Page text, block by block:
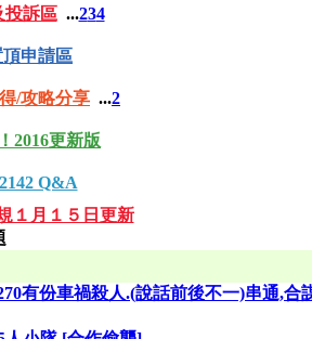
投訴區 ...234
頂申請區
/攻略分享 ...2
2016更新版
Q&A
１月１５日更新
有份車禍殺人.(說話前後不一)串通,合